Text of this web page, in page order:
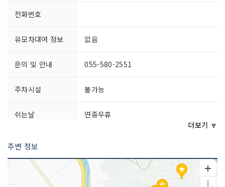
전화번호
유모차대여 정보 없음
문의 및 안내 055-580-2551
주차시설 불가능
쉬는날 연중무휴
더보기 🔽
주변 정보